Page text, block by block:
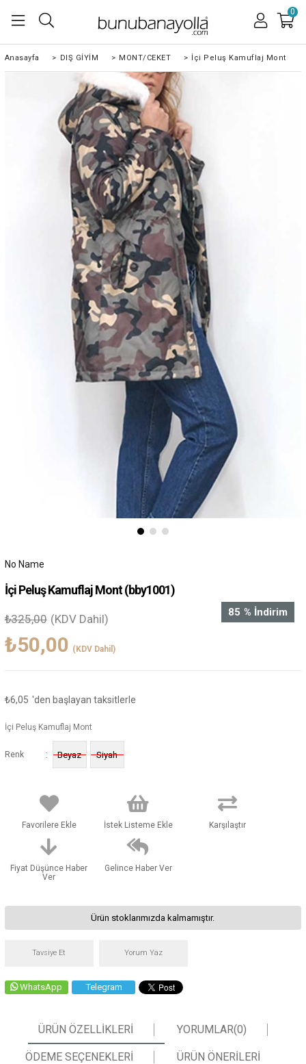
0
Anasayfa > DIŞ GİYİM > MONT/CEKET > İçi Peluş Kamuflaj Mont
No Name
İçi Peluş Kamuflaj Mont(bby1001)
%
85 İndirim
₺325,00 (KDV Dahil)
₺50,00 (KDV Dahil)
₺6,05 'den başlayan taksitlerle
İçi Peluş Kamuflaj Mont
Renk : Beyaz Siyah
Favorilere Ekle İstek Listeme Ekle Karşılaştır
Fiyat Düşünce Haber
Ver
Gelince Haber Ver
Ürün stoklarımızda kalmamıştır.
Tavsiye Et Yorum Yaz
WhatsApp Telegram
ÜRÜN ÖZELLIKLERI YORUMLAR(0)
ÖDEME SEÇENEKLERI ÜRÜN ÖNERILERI